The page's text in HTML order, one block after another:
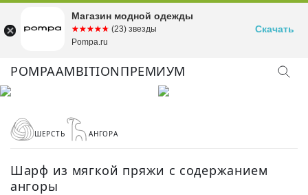
POMPAAMBITIONПРЕМИУМ
ШЕРСТЬ АНГОРА
Шарф из мягкой пряжи с содержанием
ангоры
Магазин модной одежды
☆☆☆☆☆
★★★★★ (23) звезды
Pompa.ru
Скачать